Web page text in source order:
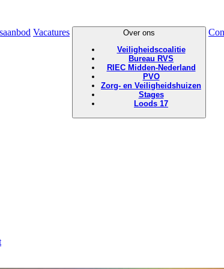
Vacatures
Over ons
Veiligheidscoalitie
Bureau RVS
RIEC Midden-Nederland
PVO
Zorg- en Veiligheidshuizen
Stages
Loods 17